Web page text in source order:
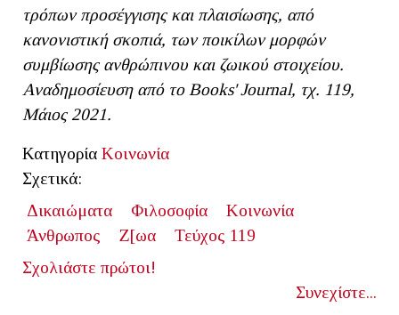
τρόπων προσέγγισης και πλαισίωσης, από
κανονιστική σκοπιά, των ποικίλων μορφών
συμβίωσης ανθρώπινου και ζωικού στοιχείου.
Αναδημοσίευση από το Books' Journal, τχ. 119,
Μάιος 2021.
Κατηγορία Κοινωνία
Σχετικά:
Δικαιώματα
Φιλοσοφία
Κοινωνία
Άνθρωπος
Ζ[ωα
Τεύχος 119
Σχολιάστε πρώτοι!
Συνεχίστε...